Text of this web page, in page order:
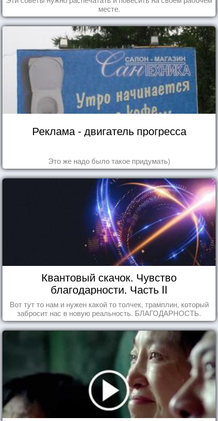
месте.
Реклама - двигатель прогресса
Это же надо было такое придумать)
Квантовый скачок. Чувство
благодарности. Часть II
Вот тут то нам и нужен какой то толчек, трамплин, который
забросит нас в новую реальность. БЛАГОДАРНОСТЬ.